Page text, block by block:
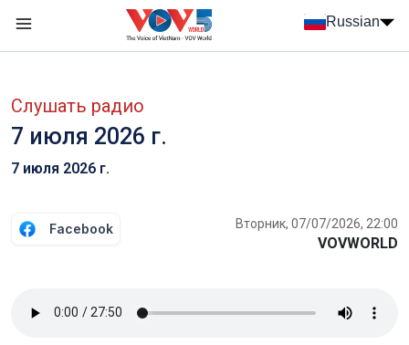
Russian
Слушать радио
7 июля 2026 г.
7 июля 2026 г.
Facebook Вторник, 07/07/2026, 22:00
VOVWORLD